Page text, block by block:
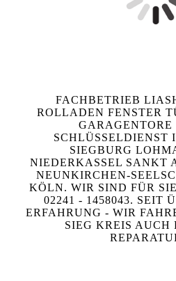
FACHBETRIEB
ROLLADEN FENSTER
GARAGENTORE
SCHLÜSSELDIENST
SIEGBURG
NIEDERKASSEL SANKT
NEUNKIRCHEN-
KÖLN. WIR SIND FÜR
02241 - 1458043. SEIT
ERFAHRUNG - WIR
SIEG KREIS AUCH